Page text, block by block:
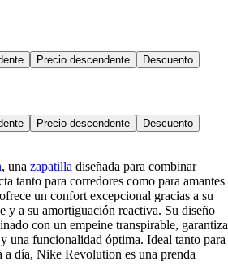
Precio descendente Descuento
Precio descendente Descuento
, una zapatilla diseñada para combinar
tanto para corredores como para amantes
un confort excepcional gracias a su
y a su amortiguación reactiva. Su diseño
con un empeine transpirable, garantiza
una funcionalidad óptima. Ideal tanto para
a día, Nike Revolution es una prenda